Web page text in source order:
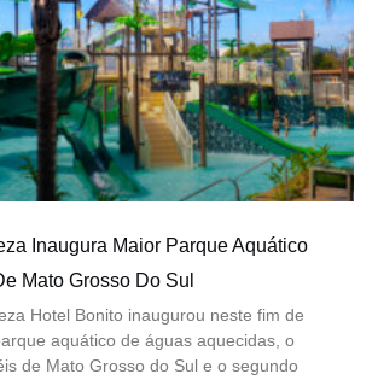
Inaugura Maior Parque Aquático
Mato Grosso Do Sul
Hotel Bonito inaugurou neste fim de
aquático de águas aquecidas, o
de Mato Grosso do Sul e o segundo